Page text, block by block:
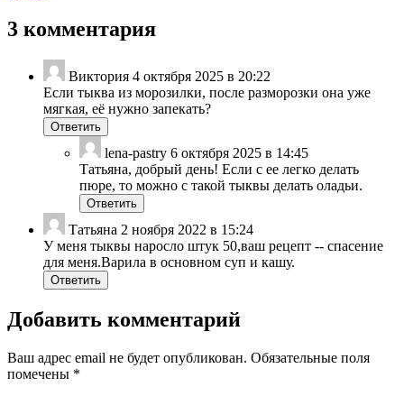
3 комментария
Виктория 4 октября 2025 в 20:22
Если тыква из морозилки, после разморозки она уже
мягкая, её нужно запекать?
Ответить
lena-pastry 6 октября 2025 в 14:45
Татьяна, добрый день! Если с ее легко делать
пюре, то можно с такой тыквы делать оладьи.
Ответить
Татьяна 2 ноября 2022 в 15:24
У меня тыквы наросло штук 50,ваш рецепт -- спасение
для меня.Варила в основном суп и кашу.
Ответить
Добавить комментарий
Ваш адрес email не будет опубликован. Обязательные поля
помечены *